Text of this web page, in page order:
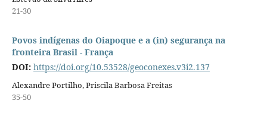
21-30
Povos indígenas do Oiapoque e a (in) segurança na
fronteira Brasil - França
DOI: https://doi.org/10.53528/geoconexes.v3i2.137
Alexandre Portilho, Priscila Barbosa Freitas
35-50